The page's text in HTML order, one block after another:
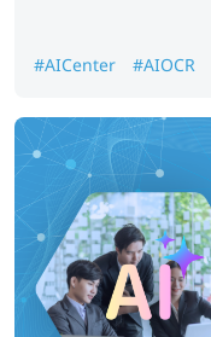
#AICenter #AIOCR